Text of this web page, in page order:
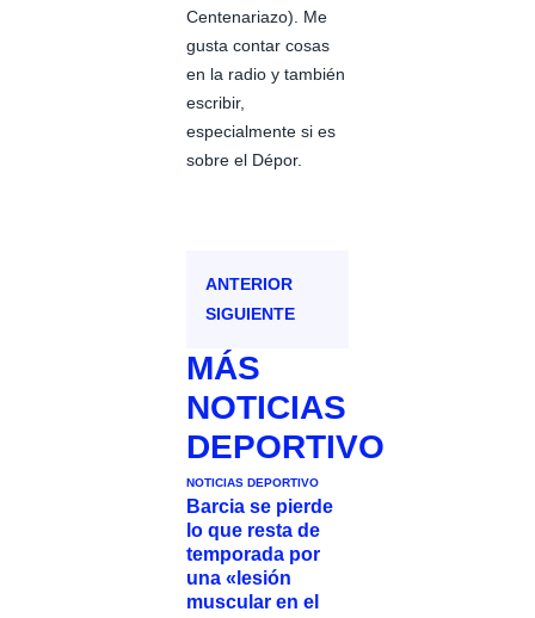
Centenariazo). Me
gusta contar cosas
en la radio y también
escribir,
especialmente si es
sobre el Dépor.
ANTERIOR
SIGUIENTE
MÁS
NOTICIAS
DEPORTIVO
NOTICIAS DEPORTIVO
Barcia se pierde
lo que resta de
temporada por
una «lesión
muscular en el